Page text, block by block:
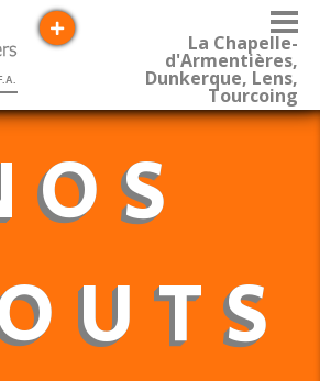
La Chapelle-
d'Armentières,
Dunkerque, Lens,
Tourcoing